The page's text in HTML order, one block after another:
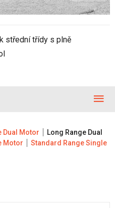
střední třídy s plně
Dual Motor
Long Range Dual
Motor
Standard Range Single